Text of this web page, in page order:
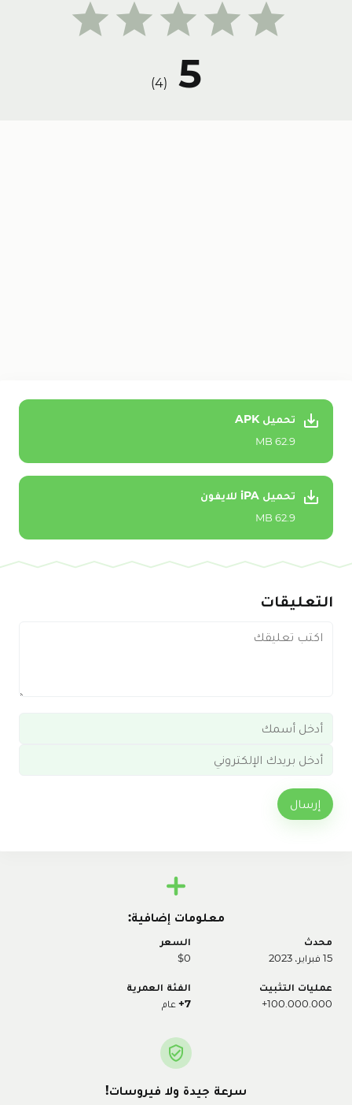
5
(
4
)
تحميل APK
62.9 MB
تحميل iPA للايفون
62.9 MB
التعليقات
إرسال
معلومات إضافية:
محدث
15 فبراير، 2023
السعر
$0
عمليات التثبيت
100.000.000+
الفئة العمرية
7+ عام
سرعة جيدة ولا فيروسات!